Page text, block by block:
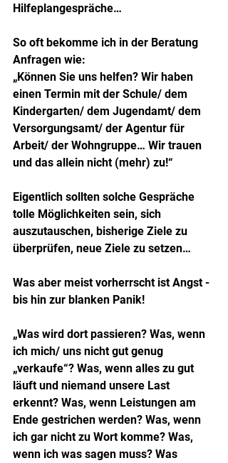
Hilfeplangespräche…
So oft bekomme ich in der Beratung
Anfragen wie:
„Können Sie uns helfen? Wir haben
einen Termin mit der Schule/ dem
Kindergarten/ dem Jugendamt/ dem
Versorgungsamt/ der Agentur für
Arbeit/ der Wohngruppe… Wir trauen
und das allein nicht (mehr) zu!“
Eigentlich sollten solche Gespräche
tolle Möglichkeiten sein, sich
auszutauschen, bisherige Ziele zu
überprüfen, neue Ziele zu setzen…
Was aber meist vorherrscht ist Angst -
bis hin zur blanken Panik!
„Was wird dort passieren? Was, wenn
ich mich/ uns nicht gut genug
„verkaufe“? Was, wenn alles zu gut
läuft und niemand unsere Last
erkennt? Was, wenn Leistungen am
Ende gestrichen werden? Was, wenn
ich gar nicht zu Wort komme? Was,
wenn ich was sagen muss? Was